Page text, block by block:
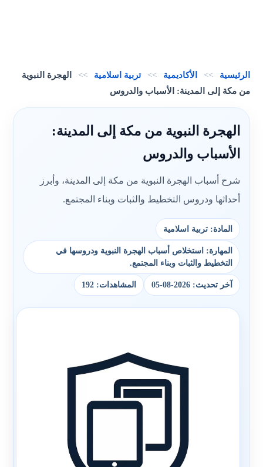
الرئيسية >> الأكاديمية >> تربية اسلامية >>
الهجرة النبوية
من مكة إلى المدينة: الأسباب والدروس
الهجرة النبوية من مكة إلى المدينة:
الأسباب والدروس
شرح أسباب الهجرة النبوية من مكة إلى المدينة، وأبرز
أحداثها ودروس التخطيط والثبات وبناء المجتمع.
المادة: تربية اسلامية
المهارة: استخلاص أسباب الهجرة النبوية ودروسها في
التخطيط والثبات وبناء المجتمع.
آخر تحديث: 2026-08-05 المشاهدات: 192